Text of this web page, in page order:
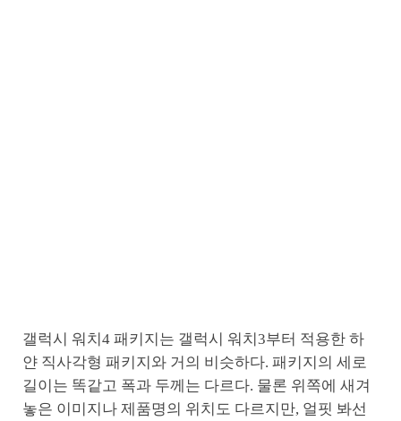
갤럭시 워치4 패키지는 갤럭시 워치3부터 적용한 하
얀 직사각형 패키지와 거의 비슷하다. 패키지의 세로
길이는 똑같고 폭과 두께는 다르다. 물론 위쪽에 새겨
놓은 이미지나 제품명의 위치도 다르지만, 얼핏 봐선